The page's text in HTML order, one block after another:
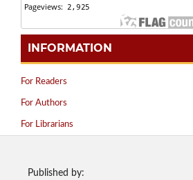
INFORMATION
For Readers
For Authors
For Librarians
Published by: